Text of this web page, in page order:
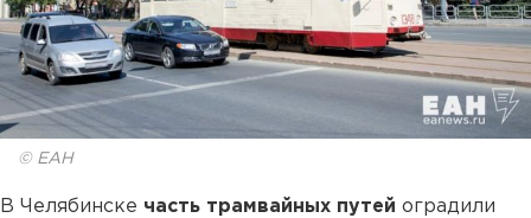
© ЕАН
В Челябинске часть трамвайных путей оградили